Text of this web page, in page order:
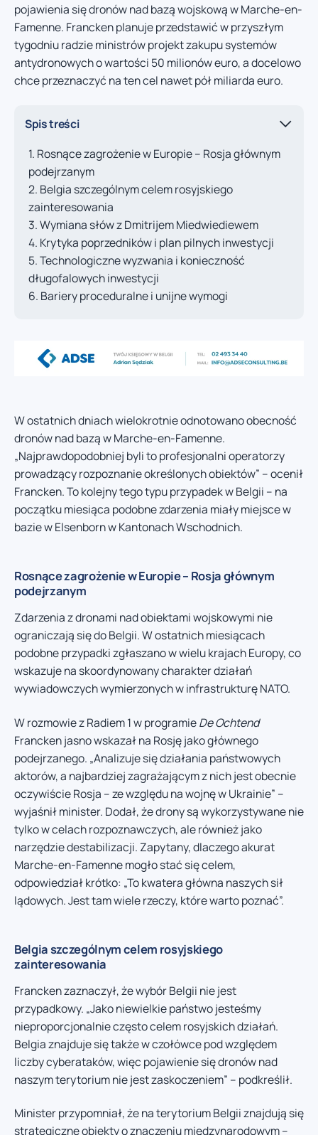
pojawienia się dronów nad bazą wojskową w Marche-en-
Famenne. Francken planuje przedstawić w przyszłym
tygodniu radzie ministrów projekt zakupu systemów
antydronowych o wartości 50 milionów euro, a docelowo
chce przeznaczyć na ten cel nawet pół miliarda euro.
Spis treści
Rosnące zagrożenie w Europie – Rosja głównym
podejrzanym
Belgia szczególnym celem rosyjskiego
zainteresowania
Wymiana słów z Dmitrijem Miedwiediewem
Krytyka poprzedników i plan pilnych inwestycji
Technologiczne wyzwania i konieczność
długofalowych inwestycji
Bariery proceduralne i unijne wymogi
W ostatnich dniach wielokrotnie odnotowano obecność
dronów nad bazą w Marche-en-Famenne.
„Najprawdopodobniej byli to profesjonalni operatorzy
prowadzący rozpoznanie określonych obiektów” – ocenił
Francken. To kolejny tego typu przypadek w Belgii – na
początku miesiąca podobne zdarzenia miały miejsce w
bazie w Elsenborn w Kantonach Wschodnich.
Rosnące zagrożenie w Europie – Rosja głównym
podejrzanym
Zdarzenia z dronami nad obiektami wojskowymi nie
ograniczają się do Belgii. W ostatnich miesiącach
podobne przypadki zgłaszano w wielu krajach Europy, co
wskazuje na skoordynowany charakter działań
wywiadowczych wymierzonych w infrastrukturę NATO.
W rozmowie z Radiem 1 w programieDe Ochtend
Francken jasno wskazał na Rosję jako głównego
podejrzanego. „Analizuje się działania państwowych
aktorów, a najbardziej zagrażającym z nich jest obecnie
oczywiście Rosja – ze względu na wojnę w Ukrainie” –
wyjaśnił minister. Dodał, że drony są wykorzystywane nie
tylko w celach rozpoznawczych, ale również jako
narzędzie destabilizacji. Zapytany, dlaczego akurat
Marche-en-Famenne mogło stać się celem,
odpowiedział krótko: „To kwatera główna naszych sił
lądowych. Jest tam wiele rzeczy, które warto poznać”.
Belgia szczególnym celem rosyjskiego
zainteresowania
Francken zaznaczył, że wybór Belgii nie jest
przypadkowy. „Jako niewielkie państwo jesteśmy
nieproporcjonalnie często celem rosyjskich działań.
Belgia znajduje się także w czołówce pod względem
liczby cyberataków, więc pojawienie się dronów nad
naszym terytorium nie jest zaskoczeniem” – podkreślił.
Minister przypomniał, że na terytorium Belgii znajdują się
strategiczne obiekty o znaczeniu międzynarodowym –